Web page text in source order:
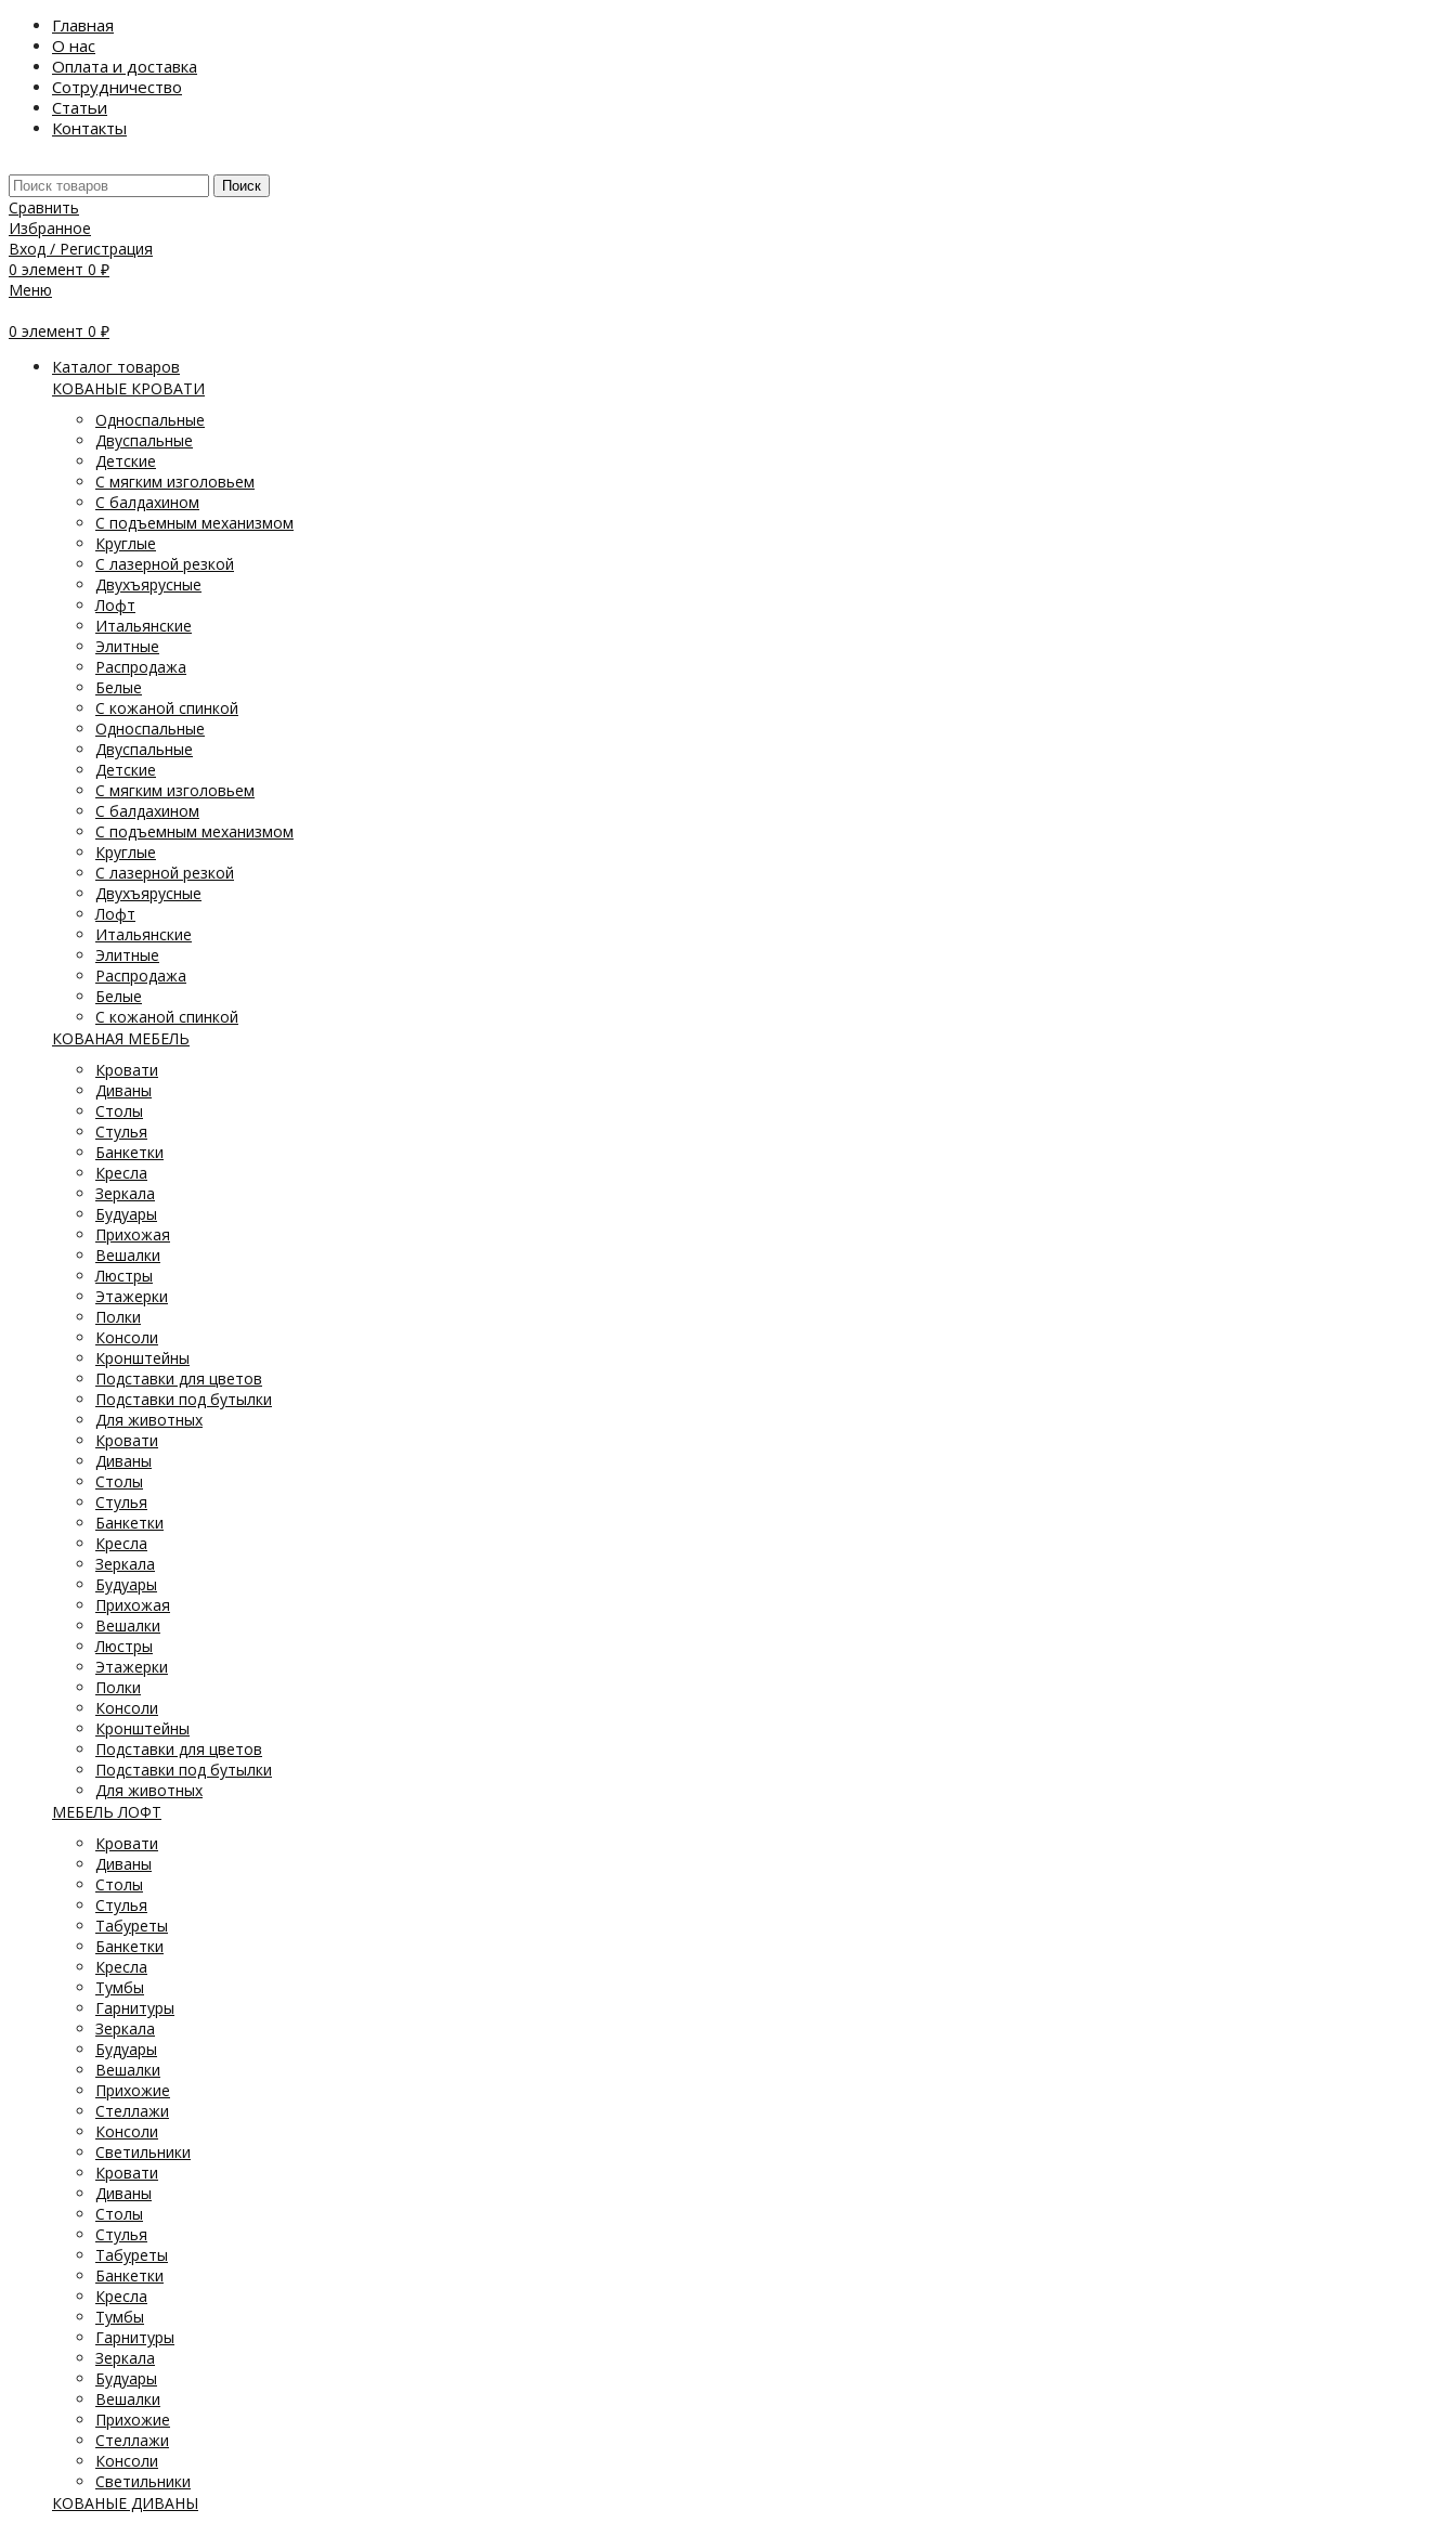
Главная
О нас
Оплата и доставка
Сотрудничество
Статьи
Контакты
Поиск
Сравнить
Избранное
Вход / Регистрация
0 элемент 0 ₽
Меню
0 элемент 0 ₽
Каталог товаров
КОВАНЫЕ КРОВАТИ
Односпальные
Двуспальные
Детские
С мягким изголовьем
С балдахином
С подъемным механизмом
Круглые
С лазерной резкой
Двухъярусные
Лофт
Итальянские
Элитные
Распродажа
Белые
С кожаной спинкой
Односпальные
Двуспальные
Детские
С мягким изголовьем
С балдахином
С подъемным механизмом
Круглые
С лазерной резкой
Двухъярусные
Лофт
Итальянские
Элитные
Распродажа
Белые
С кожаной спинкой
КОВАНАЯ МЕБЕЛЬ
Кровати
Диваны
Столы
Стулья
Банкетки
Кресла
Зеркала
Будуары
Прихожая
Вешалки
Люстры
Этажерки
Полки
Консоли
Кронштейны
Подставки для цветов
Подставки под бутылки
Для животных
Кровати
Диваны
Столы
Стулья
Банкетки
Кресла
Зеркала
Будуары
Прихожая
Вешалки
Люстры
Этажерки
Полки
Консоли
Кронштейны
Подставки для цветов
Подставки под бутылки
Для животных
МЕБЕЛЬ ЛОФТ
Кровати
Диваны
Столы
Стулья
Табуреты
Банкетки
Кресла
Тумбы
Гарнитуры
Зеркала
Будуары
Вешалки
Прихожие
Стеллажи
Консоли
Светильники
Кровати
Диваны
Столы
Стулья
Табуреты
Банкетки
Кресла
Тумбы
Гарнитуры
Зеркала
Будуары
Вешалки
Прихожие
Стеллажи
Консоли
Светильники
КОВАНЫЕ ДИВАНЫ